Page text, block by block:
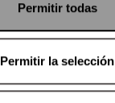
Permitir todas
Permitir la selección
SACA TU ID